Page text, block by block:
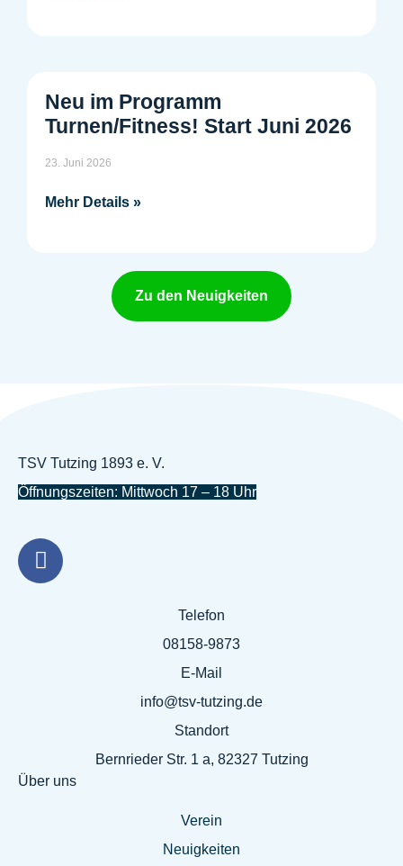
Neu im Programm
Turnen/Fitness! Start Juni 2026
23. Juni 2026
Mehr Details »
Zu den Neuigkeiten
TSV Tutzing 1893 e. V.
Öffnungszeiten: Mittwoch 17 – 18 Uhr
Telefon
08158-9873
E-Mail
info@tsv-tutzing.de
Standort
Bernrieder Str. 1 a, 82327 Tutzing
Über uns
Verein
Neuigkeiten